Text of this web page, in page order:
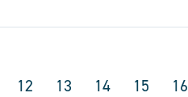
12 13 14 15 16